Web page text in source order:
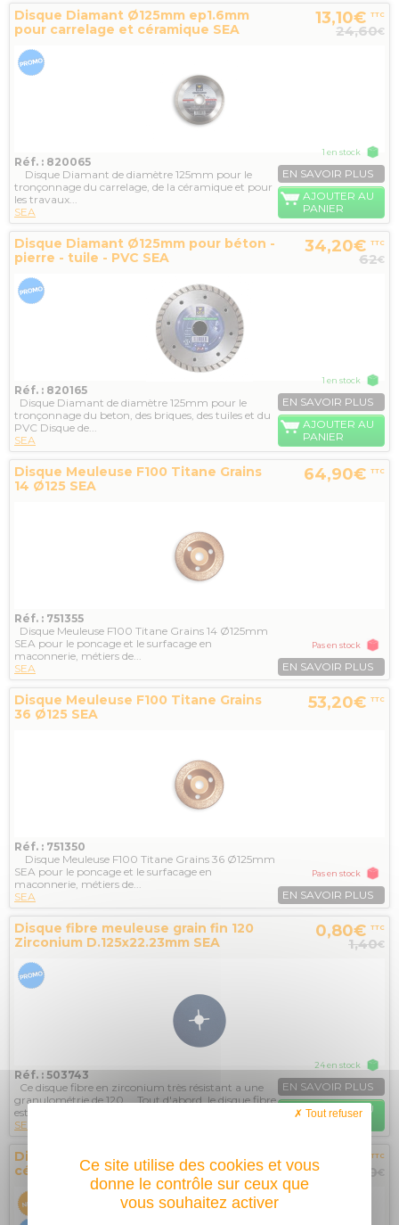
Disque Diamant Ø125mm ep1.6mm
pour carrelage et céramique SEA
13,10€ TTC
24,60€
Réf. : 820065
Disque Diamant de diamètre 125mm pour le
tronçonnage du carrelage, de la céramique et pour
les travaux...
SEA
1 en stock
EN SAVOIR PLUS
AJOUTER AU
PANIER
Disque Diamant Ø125mm pour béton -
pierre - tuile - PVC SEA
34,20€ TTC
62€
Réf. : 820165
Disque Diamant de diamètre 125mm pour le
tronçonnage du beton, des briques, des tuiles et du
PVC Disque de...
SEA
1 en stock
EN SAVOIR PLUS
AJOUTER AU
PANIER
Disque Meuleuse F100 Titane Grains
14 Ø125 SEA
64,90€ TTC
Réf. : 751355
Disque Meuleuse F100 Titane Grains 14 Ø125mm
SEA pour le poncage et le surfacage en
maconnerie, métiers de...
SEA
Pas en stock
EN SAVOIR PLUS
Disque Meuleuse F100 Titane Grains
36 Ø125 SEA
53,20€ TTC
Réf. : 751350
Disque Meuleuse F100 Titane Grains 36 Ø125mm
SEA pour le poncage et le surfacage en
maconnerie, métiers de...
SEA
Pas en stock
EN SAVOIR PLUS
Disque fibre meuleuse grain fin 120
Zirconium D.125x22.23mm SEA
0,80€ TTC
1,40€
Réf. : 503743
Ce disque fibre en zirconium très résistant a une
granulométrie de 120. Tout d'abord, le disque fibre
est...
SEA
24 en stock
EN SAVOIR PLUS
AJOUTER AU
PANIER
Disque fibre meuleuse grain fin 80
céramique D.125x22.23mm SEA
TTC
2,20€
Ce site utilise des cookies et vous
donne le contrôle sur ceux que
vous souhaitez activer
Tout refuser